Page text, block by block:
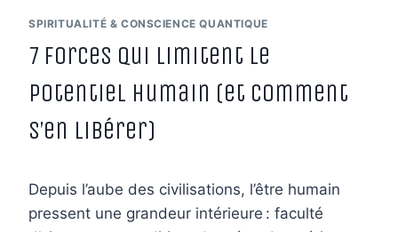
SPIRITUALITÉ & CONSCIENCE QUANTIQUE
7 forces qui limitent le
potentiel humain (et comment
s’en libérer)
Depuis l’aube des civilisations, l’être humain
pressent une grandeur intérieure : faculté